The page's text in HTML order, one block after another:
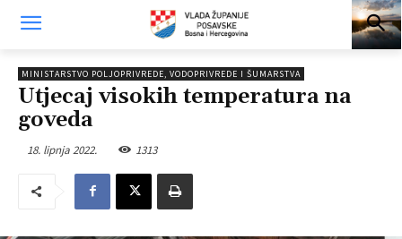
MINISTARSTVO POLJOPRIVREDE, VODOPRIVREDE I ŠUMARSTVA
Utjecaj visokih temperatura na
goveda
18. lipnja 2022. 1313